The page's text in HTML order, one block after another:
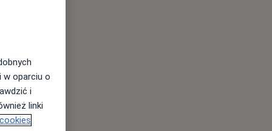
Czw,
13 Sie
w oparciu o
i
linki